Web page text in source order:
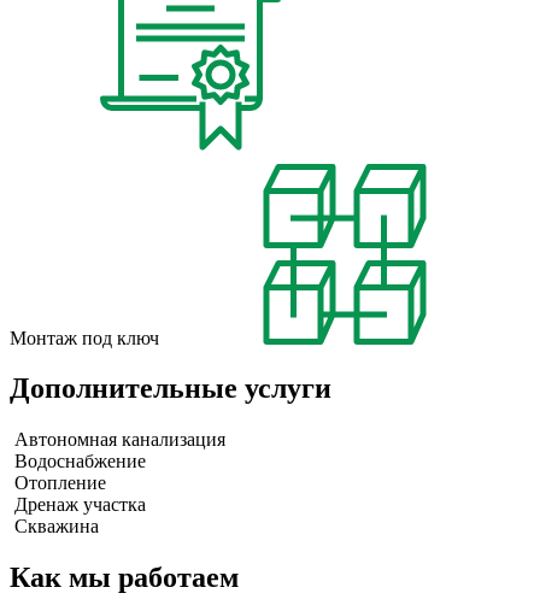
Монтаж под ключ
Дополнительные услуги
Автономная канализация
Водоснабжение
Отопление
Дренаж участка
Скважина
Как мы работаем